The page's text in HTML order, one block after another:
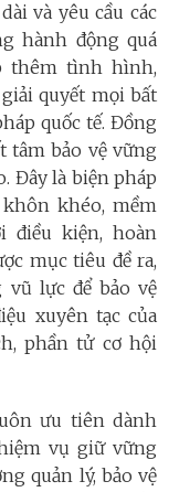
và yêu cầu các
hành động quá
thêm tình hình,
quyết mọi bất
quốc tế. Đồng
tâm bảo vệ vững
Đây là biện pháp
khéo, mềm
điều kiện, hoàn
mục tiêu đề ra,
lực để bảo vệ
xuyên tạc của
phần tử cơ hội
ưu tiên dành
vụ giữ vững
quản lý, bảo vệ